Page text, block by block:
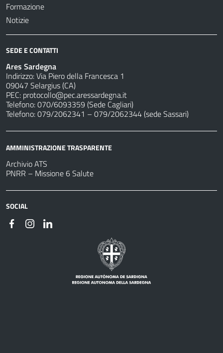
Formazione
Notizie
SEDE E CONTATTI
Ares Sardegna
Indirizzo: Via Piero della Francesca 1
09047 Selargius (CA)
PEC: protocollo@pec.aressardegna.it
Telefono: 070/6093359 (Sede Cagliari)
Telefono: 079/2062341 – 079/2062344 (sede Sassari)
AMMINISTRAZIONE TRASPARENTE
Archivio ATS
PNRR – Missione 6 Salute
SOCIAL